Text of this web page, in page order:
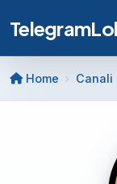
Home Canali